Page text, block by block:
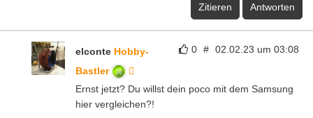
Zitieren Antworten
0 # 02.02.23 um 03:08
elconte Hobby-
Bastler
Ernst jetzt? Du willst dein poco mit dem Samsung
hier vergleichen?!